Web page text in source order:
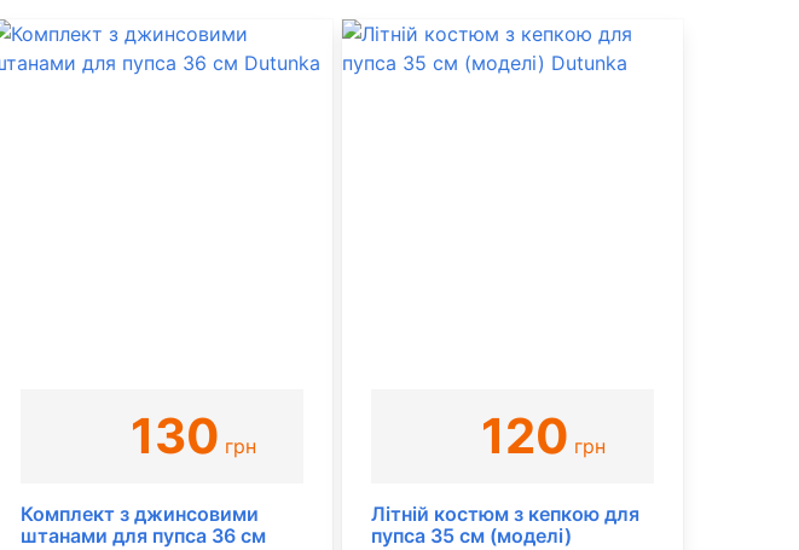
130 грн
Комплект з джинсовими
штанами для пупса 36 см
120 грн
Літній костюм з кепкою для
пупса 35 см (моделі)